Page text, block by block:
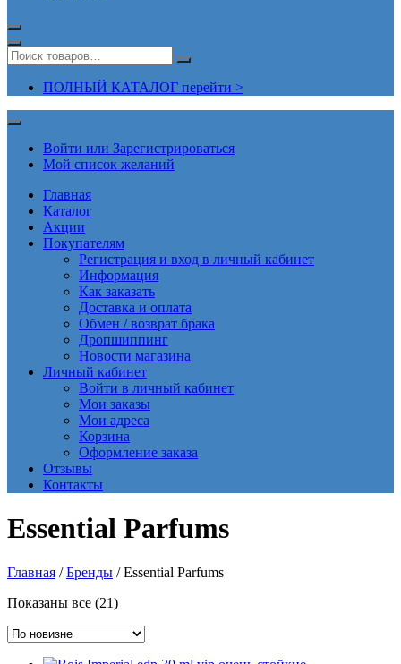
ПОЛНЫЙ КАТАЛОГ перейти >
Войти или Зарегистрироваться
Мой список желаний
Главная
Каталог
Акции
Покупателям
Регистрация и вход в личный кабинет
Информация
Как заказать
Доставка и оплата
Обмен / возврат брака
Дропшиппинг
Новости магазина
Личный кабинет
Войти в личный кабинет
Мои заказы
Мои адреса
Корзина
Оформление заказа
Отзывы
Контакты
Essential Parfums
Главная /Бренды / Essential Parfums
Показаны все (21)Сортировка:
недавние